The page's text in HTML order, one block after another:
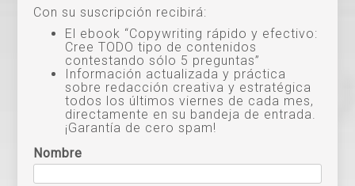
Con su suscripción recibirá:
El ebook “Copywriting rápido y efectivo:
Cree TODO tipo de contenidos
contestando sólo 5 preguntas”
Información actualizada y práctica
sobre redacción creativa y estratégica
todos los últimos viernes de cada mes,
directamente en su bandeja de entrada.
¡Garantía de cero spam!
Nombre